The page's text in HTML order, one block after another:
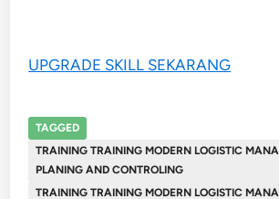
UPGRADE SKILL SEKARANG
TAGGED
TRAINING TRAINING MODERN LOGISTIC
PLANING AND CONTROLING
TRAINING TRAINING MODERN LOGISTIC